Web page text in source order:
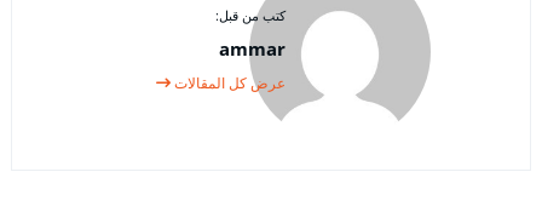
كتب من قبل:
ammar
عرض كل المقالات